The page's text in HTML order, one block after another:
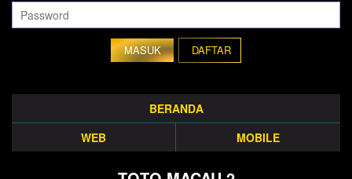
DAFTAR
BERANDA
WEB
MOBILE